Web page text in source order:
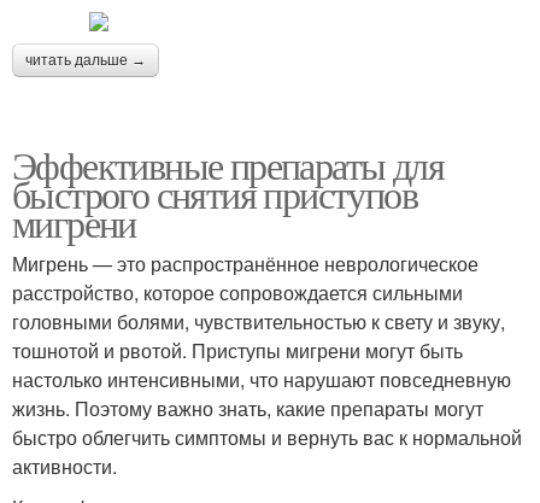
читать дальше →
Эффективные препараты для
быстрого снятия приступов
мигрени
Мигрень — это распространённое неврологическое
расстройство, которое сопровождается сильными
головными болями, чувствительностью к свету и звуку,
тошнотой и рвотой. Приступы мигрени могут быть
настолько интенсивными, что нарушают повседневную
жизнь. Поэтому важно знать, какие препараты могут
быстро облегчить симптомы и вернуть вас к нормальной
активности.